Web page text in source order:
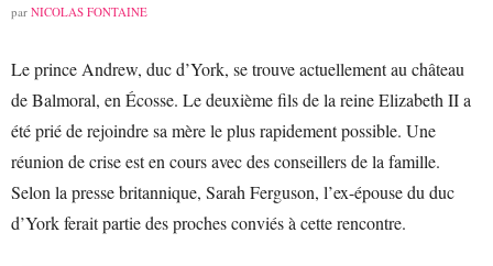
par NICOLAS FONTAINE
Le prince Andrew, duc d’York, se trouve actuellement au château
de Balmoral, en Écosse. Le deuxième fils de la reine Elizabeth II a
été prié de rejoindre sa mère le plus rapidement possible. Une
réunion de crise est en cours avec des conseillers de la famille.
Selon la presse britannique, Sarah Ferguson, l’ex-épouse du duc
d’York ferait partie des proches conviés à cette rencontre.